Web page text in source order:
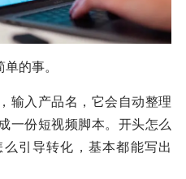
的事。
输入产品名，它会自动整理
一份短视频脚本。开头怎么
引导转化，基本都能写出